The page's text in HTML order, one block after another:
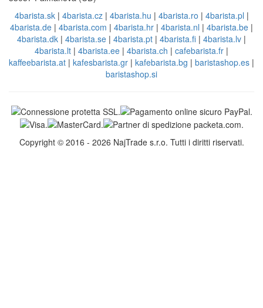
4barista.sk| 4barista.cz| 4barista.hu | 4barista.ro | 4barista.pl |
4barista.de | 4barista.com | 4barista.hr | 4barista.nl | 4barista.be |
4barista.dk | 4barista.se | 4barista.pt | 4barista.fi | 4barista.lv |
4barista.lt | 4barista.ee | 4barista.ch | cafebarista.fr |
kaffeebarista.at | kafesbarista.gr | kafebarista.bg | baristashop.es |
baristashop.si
Copyright © 2016 - 2026 NajTrade s.r.o. Tutti i diritti riservati.